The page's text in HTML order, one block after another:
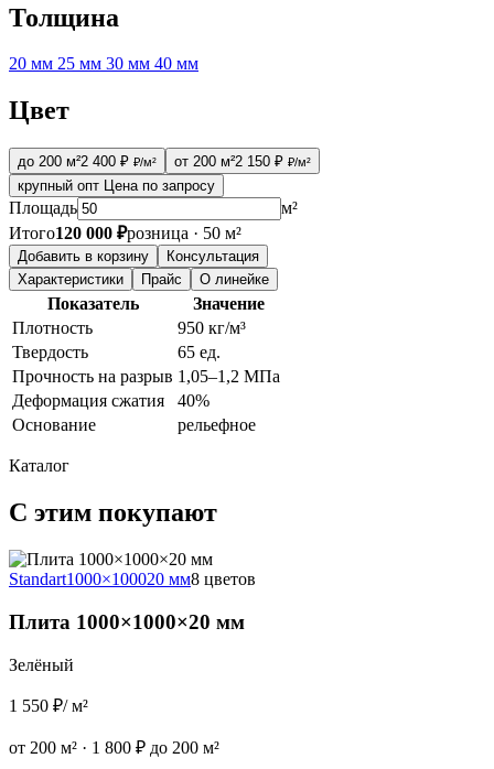
Толщина
20 мм 25 мм 30 мм 40 мм
Цвет
до 200 м²2 400 ₽ ₽/м² от 200 м²2 150 ₽ ₽/м²
крупный опт Цена по запросу
Площадь
м²
Итого120 000 ₽розница · 50 м²
Добавить в корзину
Консультация
Характеристики
Прайс О линейке
Показатель
Значение
Плотность
950 кг/м³
Твердость
65 ед.
Прочность на разрыв 1,05–1,2 МПа
Деформация сжатия
40%
Основание
рельефное
Каталог
С этим покупают
Standart1000×100020 мм8 цветов
Плита 1000×1000×20 мм
Зелёный
1 550 ₽/ м²
от 200 м² · 1 800 ₽ до 200 м²